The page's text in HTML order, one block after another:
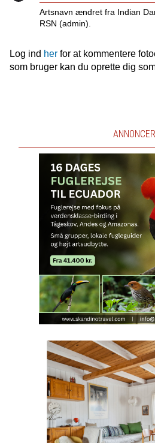
Artsnavn ændret fra Indian
RSN (admin).
Log ind herfor at kommentere
som bruger kan du oprette dig
ANNONCER